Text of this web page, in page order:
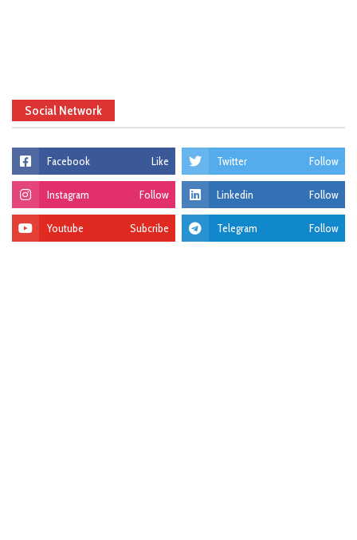
Social Network
Facebook Like Twitter Follow
Instagram Follow Linkedin Follow
Youtube Subcribe Telegram Follow